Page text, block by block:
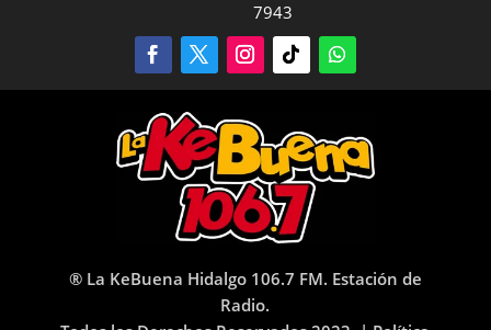
7943
® La KeBuena Hidalgo 106.7 FM. Estación de
Radio.